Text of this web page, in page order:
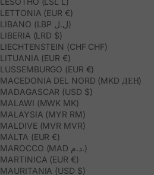
LETTONIA (EUR €)
LIBANO (LBP ل.ل)
LIBERIA (LRD $)
LIECHTENSTEIN (CHF CHF)
LITUANIA (EUR €)
LUSSEMBURGO (EUR €)
MACEDONIA DEL NORD (MKD ДЕН)
MADAGASCAR (USD $)
MALAWI (MWK MK)
MALAYSIA (MYR RM)
MALDIVE (MVR MVR)
MALTA (EUR €)
MAROCCO (MAD د.م.)
MARTINICA (EUR €)
MAURITANIA (USD $)